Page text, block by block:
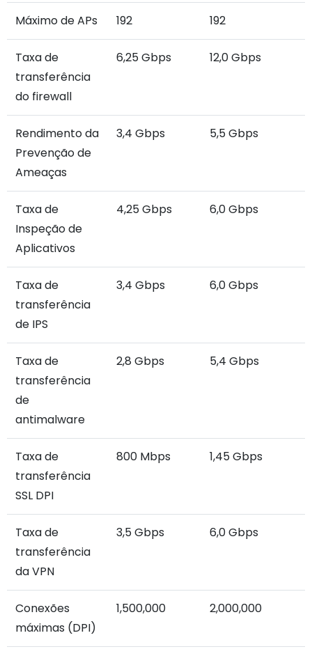
Máximo de APs 192 192
Taxa de
transferência
do firewall
6,25 Gbps 12,0 Gbps
Rendimento da
Prevenção de
Ameaças
3,4 Gbps 5,5 Gbps
Taxa de
Inspeção de
Aplicativos
4,25 Gbps 6,0 Gbps
Taxa de
transferência
de IPS
3,4 Gbps 6,0 Gbps
Taxa de
transferência
de
antimalware
2,8 Gbps 5,4 Gbps
Taxa de
transferência
SSL DPI
800 Mbps 1,45 Gbps
Taxa de
transferência
da VPN
3,5 Gbps 6,0 Gbps
Conexões
máximas (DPI)
1,500,000 2,000,000